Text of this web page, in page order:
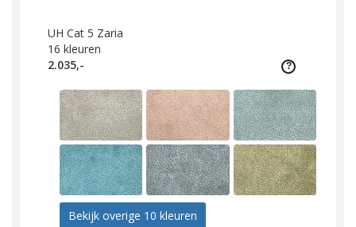
UH Cat 5 Zaria
16 kleuren
2.035,-
Bekijk overige 10 kleuren